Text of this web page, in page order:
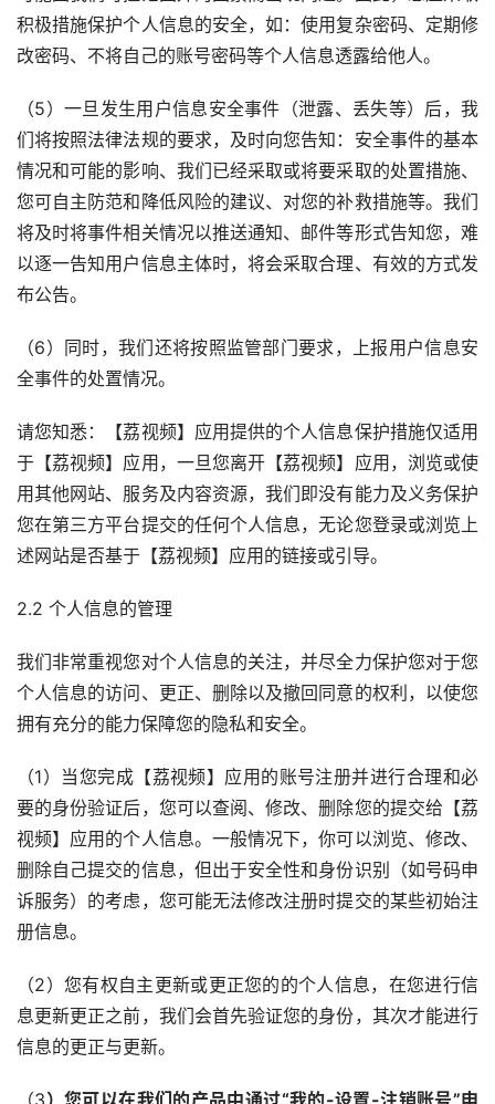
积极措施保护个人信息的安全，如：使用复杂密码、定期修
改密码、不将自己的账号密码等个人信息透露给他人。
（5）一旦发生用户信息安全事件（泄露、丢失等）后，我
们将按照法律法规的要求，及时向您告知：安全事件的基本
情况和可能的影响、我们已经采取或将要采取的处置措施、
您可自主防范和降低风险的建议、对您的补救措施等。我们
将及时将事件相关情况以推送通知、邮件等形式告知您，难
以逐一告知用户信息主体时，将会采取合理、有效的方式发
布公告。
（6）同时，我们还将按照监管部门要求，上报用户信息安
全事件的处置情况。
请您知悉：【荔视频】应用提供的个人信息保护措施仅适用
于【荔视频】应用，一旦您离开【荔视频】应用，浏览或使
用其他网站、服务及内容资源，我们即没有能力及义务保护
您在第三方平台提交的任何个人信息，无论您登录或浏览上
述网站是否基于【荔视频】应用的链接或引导。
2.2 个人信息的管理
我们非常重视您对个人信息的关注，并尽全力保护您对于您
个人信息的访问、更正、删除以及撤回同意的权利，以使您
拥有充分的能力保障您的隐私和安全。
（1）当您完成【荔视频】应用的账号注册并进行合理和必
要的身份验证后，您可以查阅、修改、删除您的提交给【荔
视频】应用的个人信息。一般情况下，你可以浏览、修改、
删除自己提交的信息，但出于安全性和身份识别（如号码申
诉服务）的考虑，您可能无法修改注册时提交的某些初始注
册信息。
（2）您有权自主更新或更正您的的个人信息，在您进行信
息更新更正之前，我们会首先验证您的身份，其次才能进行
信息的更正与更新。